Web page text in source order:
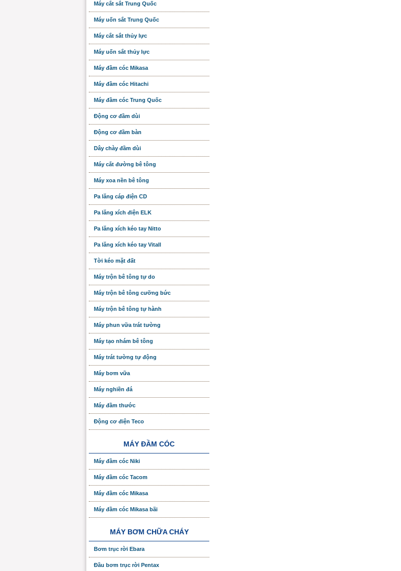
Máy cắt sắt Trung Quốc
Máy uốn sắt Trung Quốc
Máy cắt sắt thủy lực
Máy uốn sắt thủy lực
Máy đầm cóc Mikasa
Máy đầm cóc Hitachi
Máy đầm cóc Trung Quốc
Động cơ đầm dùi
Động cơ đầm bàn
Dây chày đầm dùi
Máy cắt đường bê tông
Máy xoa nền bê tông
Pa lăng cáp điện CD
Pa lăng xích điện ELK
Pa lăng xích kéo tay Nitto
Pa lăng xích kéo tay Vitall
Tời kéo mặt đất
Máy trộn bê tông tự do
Máy trộn bê tông cưỡng bức
Máy trộn bê tông tự hành
Máy phun vữa trát tường
Máy tạo nhám bê tông
Máy trát tường tự động
Máy bơm vữa
Máy nghiền đá
Máy đầm thước
Động cơ điện Teco
MÁY ĐẦM CÓC
Máy đầm cóc Niki
Máy đầm cóc Tacom
Máy đầm cóc Mikasa
Máy đầm cóc Mikasa bãi
MÁY BƠM CHỮA CHÁY
Bơm trục rời Ebara
Đầu bơm trục rời Pentax